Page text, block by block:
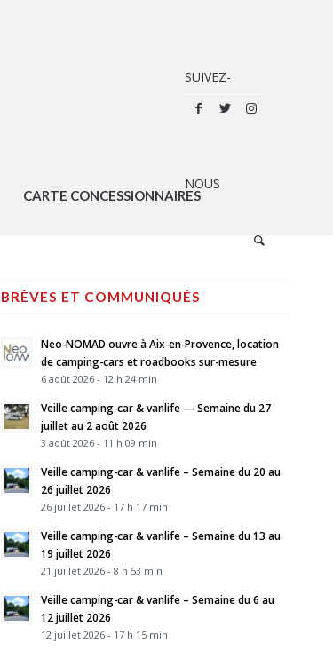
CARTE CONCESSIONNAIRES
BRÈVES ET COMMUNIQUÉS
Neo-NOMAD ouvre à Aix-en-Provence, location
de camping-cars et roadbooks sur-mesure
6 août 2026 - 12 h 24 min
Veille camping-car & vanlife — Semaine du 27
juillet au 2 août 2026
3 août 2026 - 11 h 09 min
Veille camping-car & vanlife – Semaine du 20 au
26 juillet 2026
26 juillet 2026 - 17 h 17 min
Veille camping-car & vanlife – Semaine du 13 au
19 juillet 2026
21 juillet 2026 - 8 h 53 min
Veille camping-car & vanlife – Semaine du 6 au
12 juillet 2026
12 juillet 2026 - 17 h 15 min